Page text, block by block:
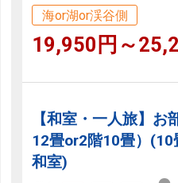
海or湖or渓谷側
19,950円～
【和室・一人旅】
12畳or2階10畳）
和室)